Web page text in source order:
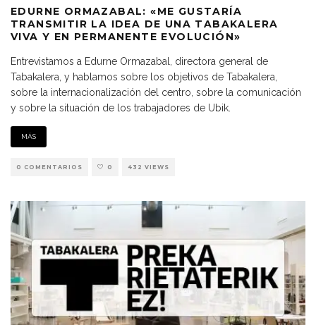
EDURNE ORMAZABAL: «ME GUSTARÍA
TRANSMITIR LA IDEA DE UNA TABAKALERA
VIVA Y EN PERMANENTE EVOLUCIÓN»
Entrevistamos a Edurne Ormazabal, directora general de
Tabakalera, y hablamos sobre los objetivos de Tabakalera,
sobre la internacionalización del centro, sobre la comunicación
y sobre la situación de los trabajadores de Ubik.
MÁS
0 COMENTARIOS 0 432 VIEWS